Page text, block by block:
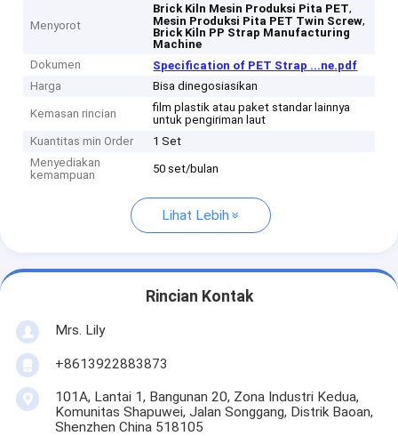
Menyorot
Brick Kiln Mesin Produksi Pita PET,
Mesin Produksi Pita PET Twin Screw,
Brick Kiln PP Strap Manufacturing
Machine
Dokumen
Specification of PET Strap ...ne.pdf
Harga
Bisa dinegosiasikan
Kemasan rincian
film plastik atau paket standar lainnya
untuk pengiriman laut
Kuantitas min Order
1 Set
Menyediakan
kemampuan
50 set/bulan
Lihat Lebih
Rincian Kontak
Mrs. Lily
+8613922883873
101A, Lantai 1, Bangunan 20, Zona Industri Kedua,
Komunitas Shapuwei, Jalan Songgang, Distrik Baoan,
Shenzhen China 518105